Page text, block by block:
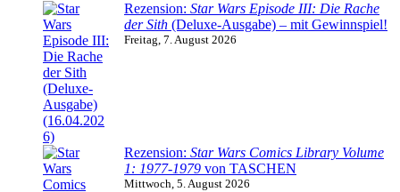
Rezension: Star Wars Episode III: Die Rache
der Sith (Deluxe-Ausgabe) – mit Gewinnspiel!
Freitag, 7. August 2026
Rezension: Star Wars Comics Library Volume
1: 1977-1979 von TASCHEN
Mittwoch, 5. August 2026